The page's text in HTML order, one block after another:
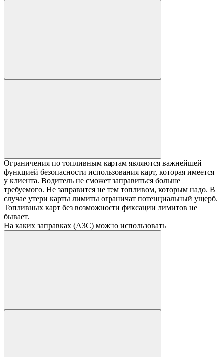
Ограничения по топливным картам являются важнейшей
функцией безопасности использования карт, которая имеется
у клиента. Водитель не сможет заправиться больше
требуемого. Не заправится не тем топливом, которым надо. В
случае утери карты лимиты ограничат потенциальный ущерб.
Топливных карт без возможности фиксации лимитов не
бывает.
На каких заправках (АЗС) можно использовать